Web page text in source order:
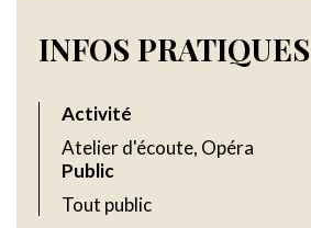
INFOS PRATIQUES
Activité
Atelier d'écoute, Opéra
Public
Tout public